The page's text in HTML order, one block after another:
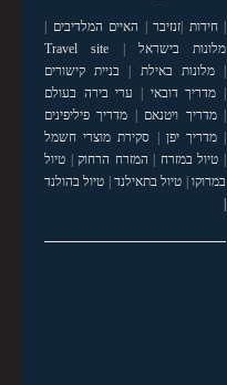
|חידות |זנזיבר | האיים המלדיבים |
מלונות בישראל |
Travel site
|מלונות באילת | בניית קישורים
| מדריך דובאי | ערי בירה בעולם
|מדריך ויטנאם | מדריך פיליפינים
|מדריך יפן | סקירת מוצרי חשמל
| טיול במזרח | המזרח הרחוק| טיול
במרוקו| טיול בתאילנד| טיול בהולנד
|